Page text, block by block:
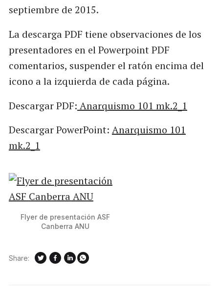
septiembre de 2015.
La descarga PDF tiene observaciones de los
presentadores en el Powerpoint PDF
comentarios, suspender el ratón encima del
icono a la izquierda de cada página.
Descargar PDF: Anarquismo 101 mk.2_1
Descargar PowerPoint: Anarquismo 101
mk.2_1
Flyer de presentación ASF
Canberra ANU
Share: